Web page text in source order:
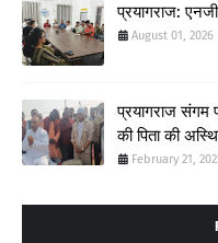
प्रयागराज:
August 01, 2026
प्रयागराज संगम
की पिता की
February 21,